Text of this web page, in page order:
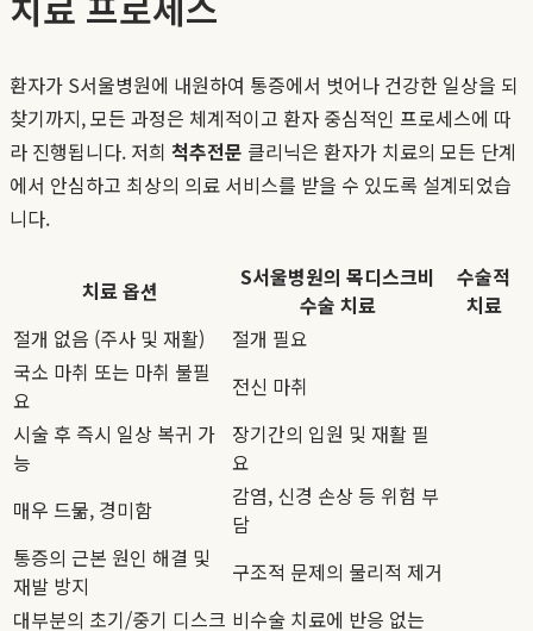
환자가 S서울병원에 내원하여 통증에서 벗어나 건강한 일상을 되
찾기까지, 모든 과정은 체계적이고 환자 중심적인 프로세스에 따
라 진행됩니다. 저희 척추전문 클리닉은 환자가 치료의 모든 단계
에서 안심하고 최상의 의료 서비스를 받을 수 있도록 설계되었습
니다.
치료 옵션
S서울병원의 목디스크비
수술 치료
수술적
치료
절개 없음 (주사 및 재활)
절개 필요
국소 마취 또는 마취 불필
요
전신 마취
시술 후 즉시 일상 복귀 가
능
장기간의 입원 및 재활 필
요
매우 드묾, 경미함
감염, 신경 손상 등 위험 부
담
통증의 근본 원인 해결 및
재발 방지
구조적 문제의 물리적 제거
대부분의 초기/중기 디스크 비수술 치료에 반응 없는